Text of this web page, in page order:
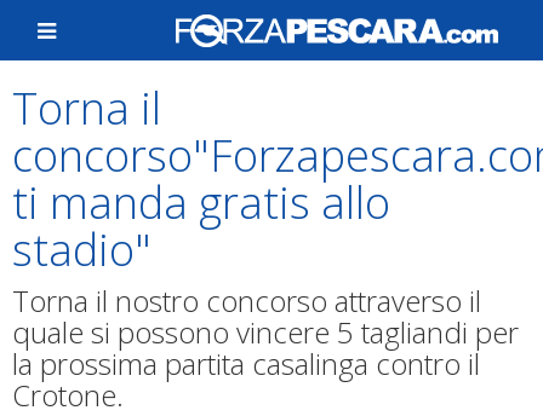
Torna il
ti manda gratis allo
stadio"
Torna il nostro concorso attraverso il
quale si possono vincere 5 tagliandi per
la prossima partita casalinga contro il
Crotone.